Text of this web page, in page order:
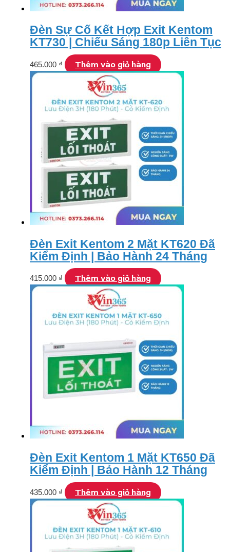
Đèn Sự Cố Kết Hợp Exit Kentom
KT730 | Chiếu Sáng 180p Liên Tục
465.000 ₫ Thêm vào giỏ hàng
Đèn Exit Kentom 2 Mặt KT620 Đã
Kiểm Định | Bảo Hành 24 Tháng
415.000 ₫ Thêm vào giỏ hàng
Đèn Exit Kentom 1 Mặt KT650 Đã
Kiểm Định | Bảo Hành 12 Tháng
435.000 ₫ Thêm vào giỏ hàng